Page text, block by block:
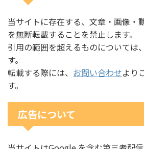
当サイトに存在する、文章・画像・
を無断転載することを禁止します。
引用の範囲を超えるものについては
す。
転載する際には、 お問い合わせより
す。
広告について